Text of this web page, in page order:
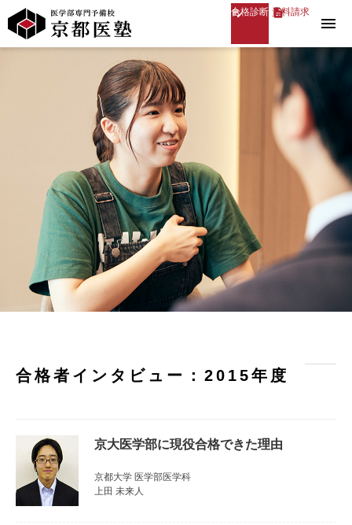
合格診断 資料請求
menu
医学部専門予備校 京都医塾 » 2015年度
合格者インタビュー：2015年度
京大医学部に現役合格できた理由
京都大学 医学部医学科
上田 未来人